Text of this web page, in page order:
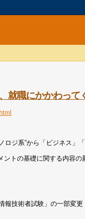
就職にかかわって
ロジ系”から「ビジネス」
トの基礎に関する内容の
技術者試験」の一部変更